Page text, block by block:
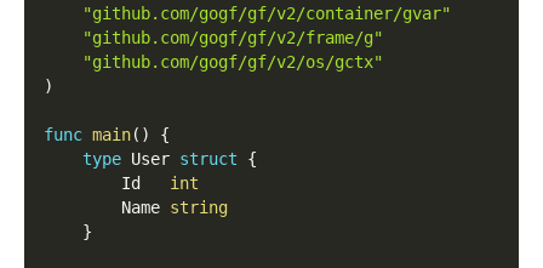
"github.com/gogf/gf/v2/container/gvar"
"github.com/gogf/gf/v2/frame/g"
"github.com/gogf/gf/v2/os/gctx"
)
func main( )
{
type User struct
{
        Id
int
        Name
string
}